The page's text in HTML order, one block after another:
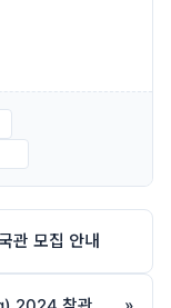
관 모집 안내